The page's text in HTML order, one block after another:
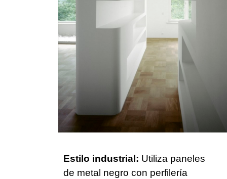
Estilo industrial: Utiliza paneles
de metal negro con perfilería